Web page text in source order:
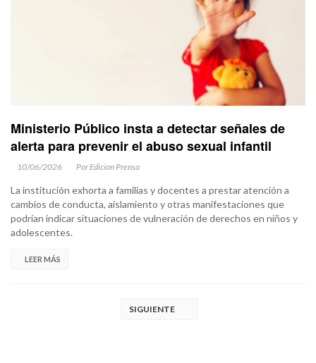
Ministerio Público insta a detectar señales de
alerta para prevenir el abuso sexual infantil
10/06/2026 Por Edicion Prensa
La institución exhorta a familias y docentes a prestar atención a
cambios de conducta, aislamiento y otras manifestaciones que
podrían indicar situaciones de vulneración de derechos en niños y
adolescentes.
LEER MÁS
SIGUIENTE